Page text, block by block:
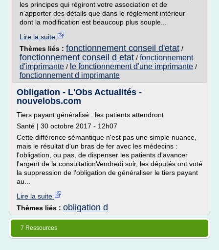
les principes qui régiront votre association et de
n'apporter des détails que dans le règlement intérieur
dont la modification est beaucoup plus souple...
Lire la suite
Thèmes liés : fonctionnement conseil d'etat /
fonctionnement conseil d etat / fonctionnement
d'imprimante / le fonctionnement d'une imprimante /
fonctionnement d imprimante
Obligation - L'Obs Actualités -
nouvelobs.com
Tiers payant généralisé : les patients attendront
Santé | 30 octobre 2017 - 12h07
Cette différence sémantique n'est pas une simple nuance,
mais le résultat d'un bras de fer avec les médecins :
l'obligation, ou pas, de dispenser les patients d'avancer
l'argent de la consultationVendredi soir, les députés ont voté
la suppression de l'obligation de généraliser le tiers payant
au...
Lire la suite
Thèmes liés : obligation d
7 Ressources